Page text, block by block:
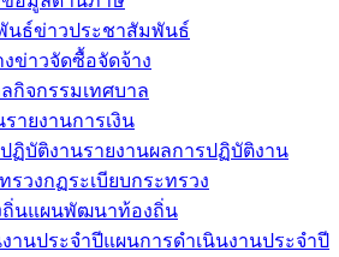
ข่าวประชาสัมพันธ์
ข่าวจัดซื้อจัดจ้าง
กิจกรรมเทศบาล
รายงานการเงิน
รายงานผลการปฏิบัติงาน
กฏระเบียบกระทรวง
แผนพัฒนาท้องถิ่น
แผนการดำเนินงานประจำปี